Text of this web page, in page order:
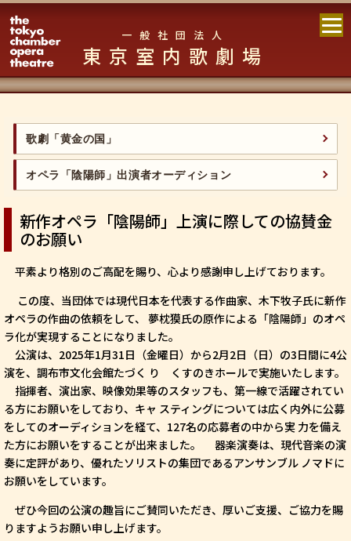
一般社団法人
東京室内歌劇場
歌劇「黄金の国」
オペラ「陰陽師」出演者オーディション
新作オペラ「陰陽師」上演に際しての協賛金
のお願い
平素より格別のご高配を賜り、心より感謝申し上げております。
この度、当団体では現代日本を代表する作曲家、木下牧子氏に新作
オペラの作曲の依頼をして、 夢枕獏氏の原作による「陰陽師」のオペ
ラ化が実現することになりました。
公演は、2025年1月31日（金曜日）から2月2日（日）の3日間に4公
演を、調布市文化会館たづく り くすのきホールで実施いたします。
指揮者、演出家、映像効果等のスタッフも、第一線で活躍されてい
る方にお願いをしており、キャ スティングについては広く内外に公募
をしてのオーディションを経て、127名の応募者の中から実 力を備え
た方にお願いをすることが出来ました。 器楽演奏は、現代音楽の演
奏に定評があり、優れたソリストの集団であるアンサンブル ノマドに
お願いをしています。
ぜひ今回の公演の趣旨にご賛同いただき、厚いご支援、ご協力を賜
りますようお願い申し上げます。